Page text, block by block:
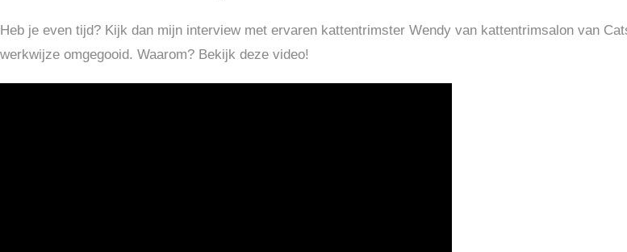
Heb je even tijd? Kijk dan mijn interview met ervaren kattentrimster Wendy van kattentrimsalon van
werkwijze omgegooid. Waarom? Bekijk deze video!